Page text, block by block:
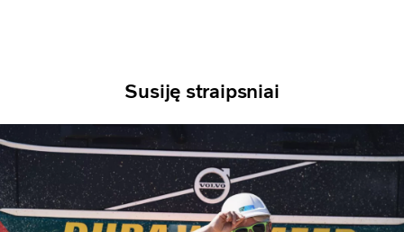
Susiję straipsniai